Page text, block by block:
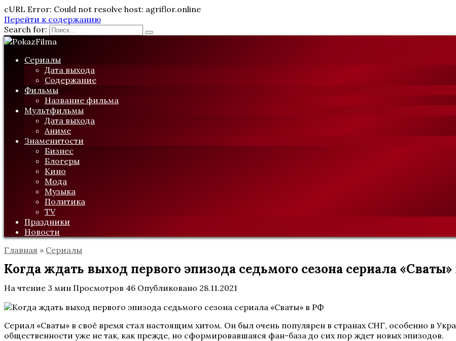
cURL Error: Could not resolve host: agriflor.online
Перейти к содержанию
Search for:
Сериалы
Дата выхода
Содержание
Фильмы
Название фильма
Мультфильмы
Дата выхода
Аниме
Знаменитости
Бизнес
Блогеры
Кино
Мода
Музыка
Политика
TV
Праздники
Новости
Главная » Сериалы
Когда ждать выход первого эпизода седьмого сезона сериала
На чтение 3 мин Просмотров 46 Опубликовано 28.11.2021
Сериал «Сваты» в своё время стал настоящим хитом. Он был очень популярен в странах СНГ, особенно в
общественности уже не так, как прежде, но сформировавшаяся фан-база до сих пор ждет новых эпизодов.